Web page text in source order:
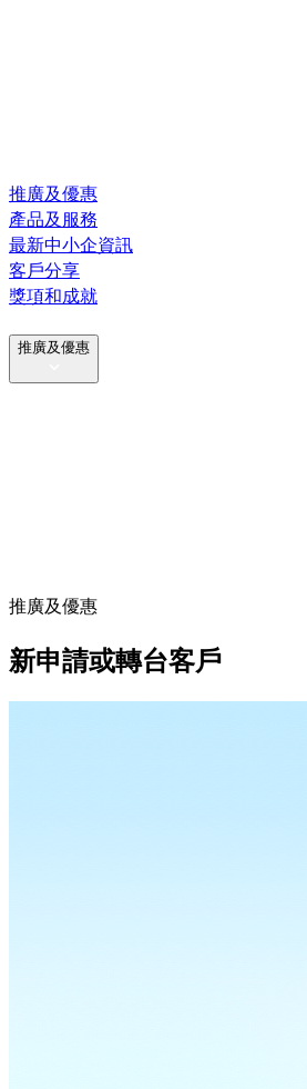
推廣及優惠
產品及服務
最新中小企資訊
客戶分享
獎項和成就
推廣及優惠
推廣及優惠
新申請或轉台客戶